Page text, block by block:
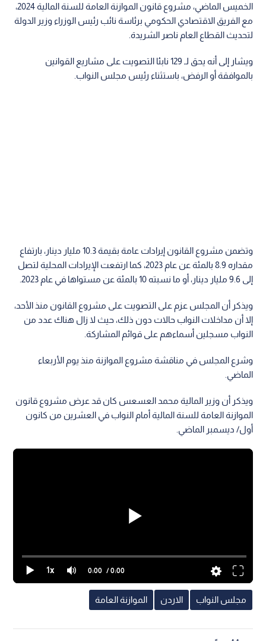
الخميس الماضي، مشروع قانون الموازنة العامة للسنة المالية 2024،
مع الفريق الاقتصادي الحكومي برئاسة نائب رئيس الوزراء وزير الدولة
لتحديث القطاع العام ناصر الشريدة.
ويشار إلى أنه يحق لـ 129 نابئا التصويت على مشاريع القوانين
بالموافقة أو الرفض، باستثناء رئيس مجلس النواب.
وتضمن مشروع القانون إيرادات عامة بقيمة 10.3 مليار دينار، بارتفاع
مقداره 8.9 بالمئة عن عام 2023، كما ارتفعت الإيرادات المحلية لتصل
إلى 9.6 مليار دينار، أو ما نسبته 10 بالمئة عن مستواها في عام 2023.
ويذكر أن المجلس عزم على التصويت على مشروع القانون منذ الأحد،
إلا أن مداخلات النواب حالات دون ذلك، حيث لا زال هناك عدد من
النواب مسجلين أسماءهم على قوائم المشاركة.
وشرع المجلس في مناقشة مشروع الموازنة منذ يوم الأربعاء
الماضي.
ويذكر أن وزير المالية محمد العسعس كان قد عرض مشروع قانون
الموازنة العامة للسنة المالية أمام النواب في العشرين من كانون
أول/ ديسمبر الماضي.
1x 0:00 / 0:00
مجلس النواب الاردن الموازنة العامة